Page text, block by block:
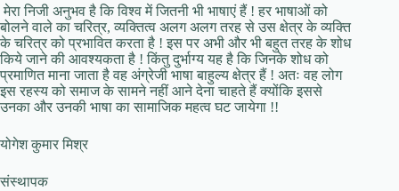
मेरा निजी अनुभव है कि विश्व में जितनी भी भाषाएं हैं ! हर भाषाओं को
बोलने वाले का चरित्र, व्यक्तित्व अलग अलग तरह से उस क्षेत्र के व्यक्ति
के चरित्र को प्रभावित करता है ! इस पर अभी और भी बहुत तरह के शोध
किये जाने की आवश्यकता है ! किंतु दुर्भाग्य यह है कि जिनके शोध को
प्रमाणित माना जाता है वह अंग्रेजी भाषा बाहुल्य क्षेत्र हैं ! अतः वह लोग
इस रहस्य को समाज के सामने नहीं आने देना चाहते हैं क्योंकि इससे
उनका और उनकी भाषा का सामाजिक महत्व घट जायेगा !!
योगेश कुमार मिश्र
संस्थापक